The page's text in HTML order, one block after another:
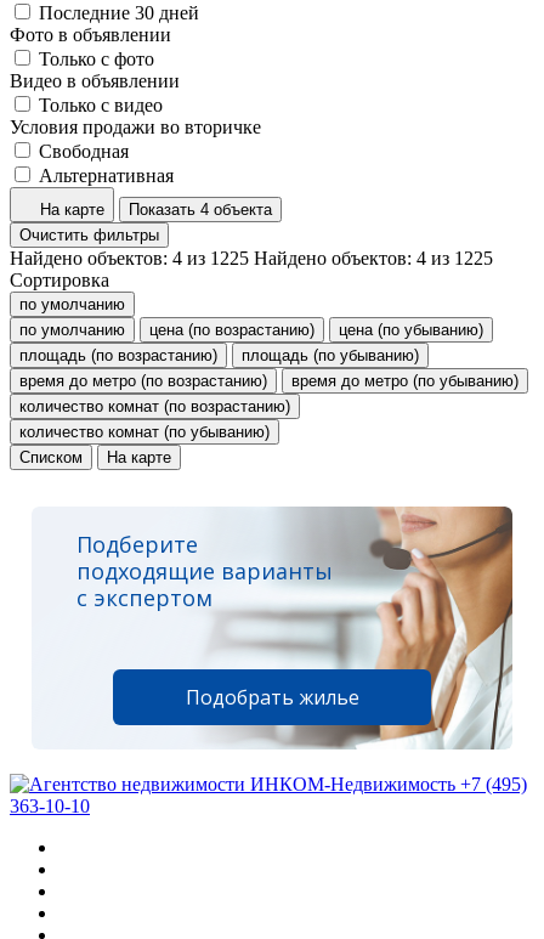
Последние 30 дней
Фото в объявлении
Только с фото
Видео в объявлении
Только с видео
Условия продажи во вторичке
Свободная
Альтернативная
На карте
Показать 4 объекта
Очистить фильтры
Найдено объектов: 4 из 1225 Найдено объектов: 4 из 1225
Сортировка
по умолчанию
по умолчанию
цена (по возрастанию)
цена (по убыванию)
площадь (по возрастанию)
площадь (по убыванию)
время до метро (по возрастанию)
время до метро (по убыванию)
количество комнат (по возрастанию)
количество комнат (по убыванию)
Списком
На карте
Подберите
подходящие варианты
с экспертом
Подобрать жилье
+7 (495)
363-10-10